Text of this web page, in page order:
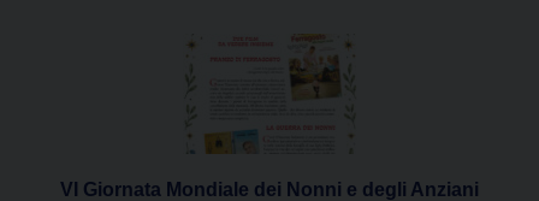
VI Giornata Mondiale dei Nonni e degli Anziani